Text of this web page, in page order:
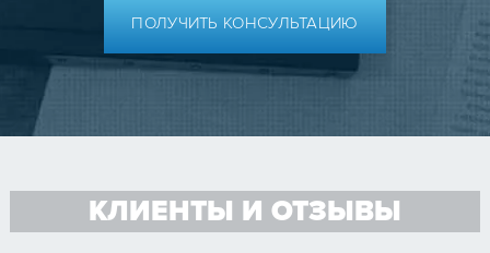
ПОЛУЧИТЬ КОНСУЛЬТАЦИЮ
КЛИЕНТЫ И ОТЗЫВЫ